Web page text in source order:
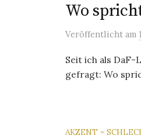
Wo
Veröffentlicht am
Seit ich als
gefragt: Wo
AKZENT =